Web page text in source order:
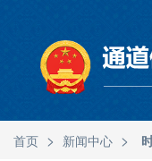
首页 > 新闻中心 >